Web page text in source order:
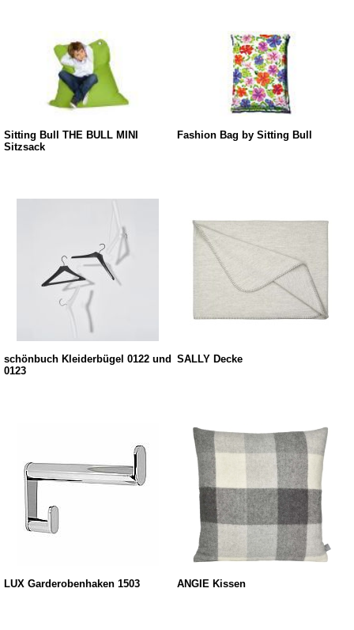
Sitting Bull THE BULL MINI
Sitzsack
Fashion Bag by Sitting Bull
schönbuch Kleiderbügel 0122 und
0123
SALLY Decke
LUX Garderobenhaken 1503 ANGIE Kissen